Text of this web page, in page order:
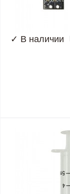
✓ В наличии